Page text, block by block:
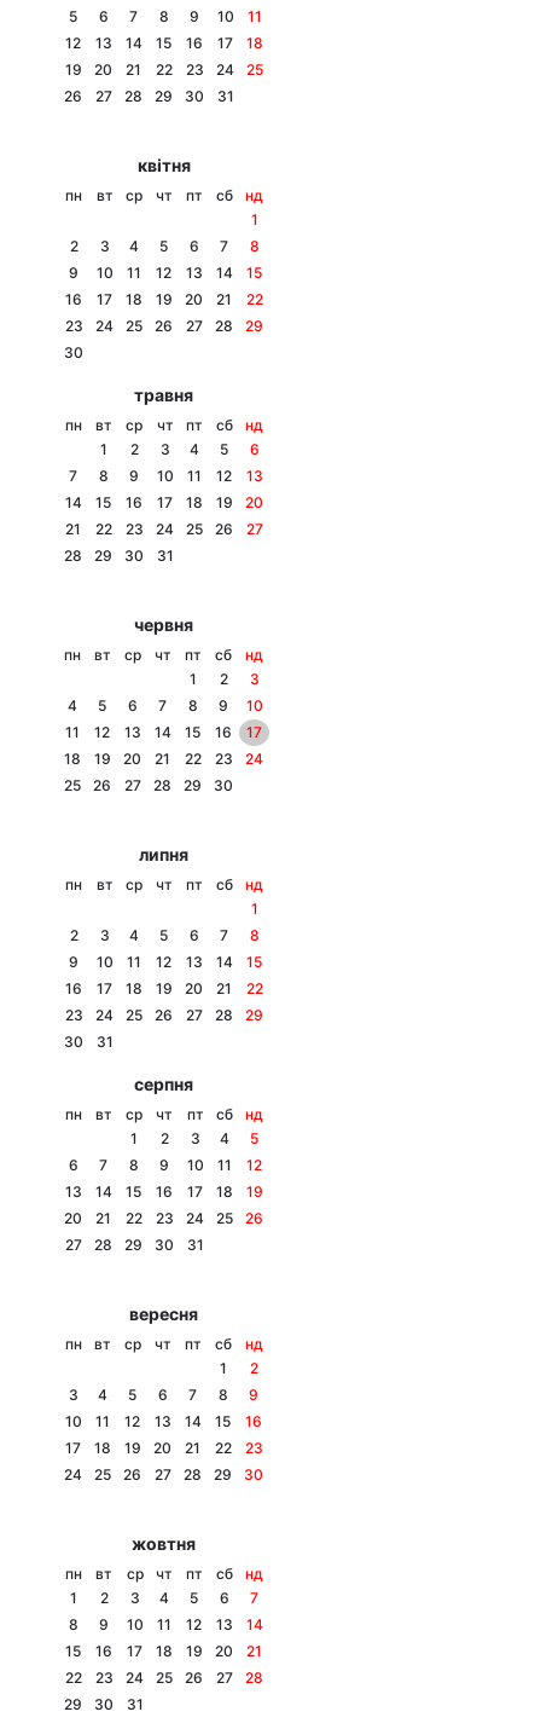
Головна
Економіка
Спорт
Техно і зв'язок
Цікавинки
Екологія
Інтерв'ю
Архів
Контакти
Тема оформлення
5
6 7 8 9 10
11
12
13 14 15 16 17
18
19
20 21 22 23 24
25
26
27 28 29 30 31
квітня
пн вт ср чт пт сб
нд
1
2
3 4 5 6 7
8
9
10 11 12 13 14
15
16
17 18 19 20 21
22
23
24 25 26 27 28
29
30
травня
пн вт ср чт пт сб
нд
1
2 3 4 5
6
7
8 9 10 11 12
13
14
15 16 17 18 19
20
21
22 23 24 25 26
27
28
29 30 31
червня
пн вт ср чт пт сб
нд
1
2
3
4
5 6 7 8 9
10
11
12 13 14 15 16
17
18
19 20 21 22 23
24
25
26 27 28 29 30
липня
пн вт ср чт пт сб
нд
1
2
3 4 5 6 7
8
9
10 11 12 13 14
15
16
17 18 19 20 21
22
23
24 25 26 27 28
29
30
31
серпня
пн вт ср чт пт сб
нд
1
2 3 4
5
6
7 8 9 10 11
12
13
14 15 16 17 18
19
20
21 22 23 24 25
26
27
28 29 30 31
вересня
пн вт ср чт пт сб
нд
1
2
3
4 5 6 7 8
9
10
11 12 13 14 15
16
17
18 19 20 21 22
23
24
25 26 27 28 29 30
жовтня
пн вт ср чт пт сб
нд
1
2 3 4 5 6
7
8
9 10 11 12 13
14
15
16 17 18 19 20
21
22
23 24 25 26 27
28
29
30 31